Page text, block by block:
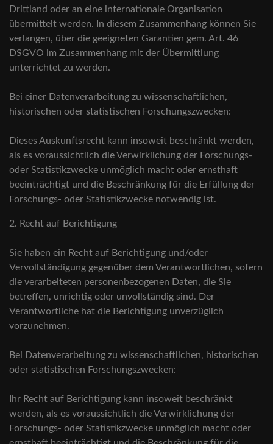
Drittland oder an eine internationale Organisation
übermittelt werden. In diesem Zusammenhang können Sie
verlangen, über die geeigneten Garantien gem. Art. 46
DSGVO im Zusammenhang mit der Übermittlung
unterrichtet zu werden.
Bei einer Datenverarbeitung zu wissenschaftlichen,
historischen oder statistischen Forschungszwecken:
Dieses Auskunftsrecht kann insoweit beschränkt werden,
als es voraussichtlich die Verwirklichung der Forschungs-
oder Statistikzwecke unmöglich macht oder ernsthaft
beeinträchtigt und die Beschränkung für die Erfüllung der
Forschungs- oder Statistikzwecke notwendig ist.
2. Recht auf Berichtigung
Sie haben ein Recht auf Berichtigung und/oder
Vervollständigung gegenüber dem Verantwortlichen, sofern
die verarbeiteten personenbezogenen Daten, die Sie
betreffen, unrichtig oder unvollständig sind. Der
Verantwortliche hat die Berichtigung unverzüglich
vorzunehmen.
Bei Datenverarbeitung zu wissenschaftlichen, historischen
oder statistischen Forschungszwecken:
Ihr Recht auf Berichtigung kann insoweit beschränkt
werden, als es voraussichtlich die Verwirklichung der
Forschungs- oder Statistikzwecke unmöglich macht oder